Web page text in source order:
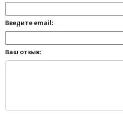
Введите email:
Ваш отзыв: